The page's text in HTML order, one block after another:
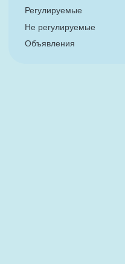
Регулируемые
Не регулируемые
Объявления